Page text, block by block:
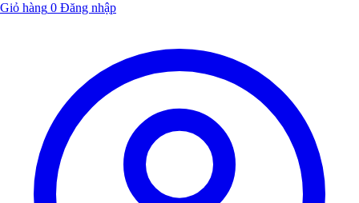
Giỏ hàng 0 Đăng nhập